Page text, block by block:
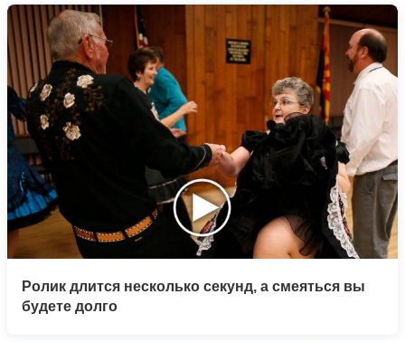
Ролик длится несколько секунд, а смеяться вы
будете долго